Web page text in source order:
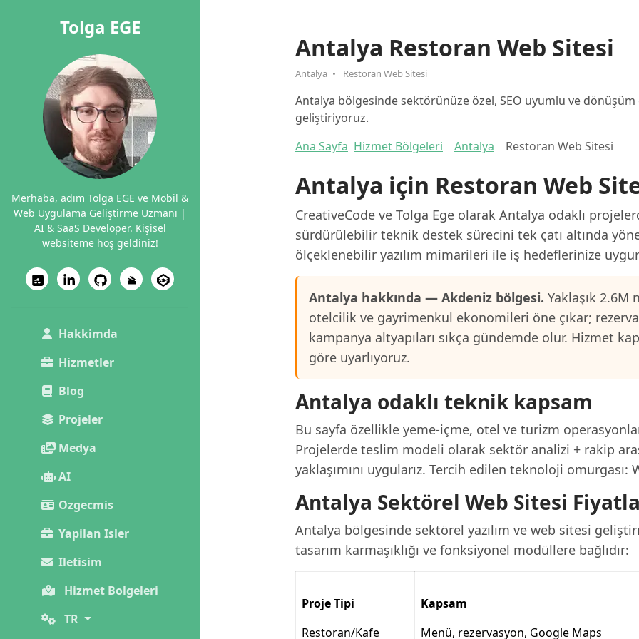
Tolga EGE
Merhaba, adım Tolga EGE ve Mobil &
Web Uygulama Geliştirme Uzmanı |
AI & SaaS Developer. Kişisel
websiteme hoş geldiniz!
Hakkimda
Hizmetler
Blog
Projeler
Medya
AI
Ozgecmis
Yapilan Isler
Iletisim
Hizmet Bolgeleri
TR
Antalya Restoran Web Sitesi
Antalya Restoran Web Sitesi
Antalya bölgesinde sektörünüze özel, SEO uyumlu ve dönüşüm
geliştiriyoruz.
Ana Sayfa Hizmet Bölgeleri Antalya Restoran Web Sitesi
Antalya için Restoran Web
CreativeCode ve Tolga Ege olarak Antalya odaklı
sürdürülebilir teknik destek sürecini tek çatı altında
ölçeklenebilir yazılım mimarileri ile iş hedeflerinize
Antalya hakkında — Akdeniz bölgesi. Yaklaşık 2.6M
otelcilik ve gayrimenkul ekonomileri öne çıkar;
kampanya altyapıları sıkça gündemde olur. Hizmet
göre uyarlıyoruz.
Antalya odaklı teknik kapsam
Bu sayfa özellikle yeme-içme, otel ve turizm
Projelerde teslim modeli olarak sektör analizi + rakip
yaklaşımını uygularız. Tercih edilen teknoloji omurgası:
Antalya Sektörel Web Sitesi
Antalya bölgesinde sektörel yazılım ve web sitesi
tasarım karmaşıklığı ve fonksiyonel modüllere bağlıdır:
Proje Tipi
Kapsam
Restoran/Kafe
Menü, rezervasyon, Google Maps